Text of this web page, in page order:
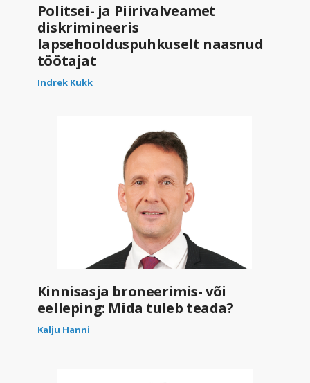
Politsei- ja Piirivalveamet
diskrimineeris
lapsehoolduspuhkuselt naasnud
töötajat
Indrek Kukk
Kinnisasja broneerimis- või
eelleping: Mida tuleb teada?
Kalju Hanni